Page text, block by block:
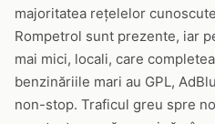
majoritatea rețelelor
Rompetrol sunt prezente, iar
mai mici, locali, care
benzinăriile mari au GPL,
non-stop. Traficul greu spre